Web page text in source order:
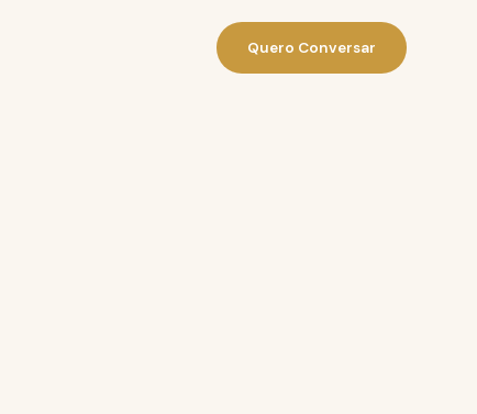
Quero Conversar